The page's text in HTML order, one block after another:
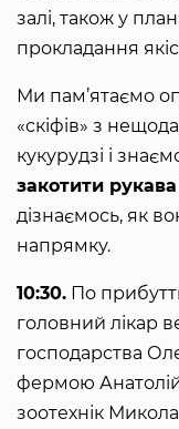
залі, також у
прокладання
Ми пам’ятаємо
«скіфів» з
кукурудзі і
закотити
дізнаємось, як
напрямку.
10:30. По
головний лікар
господарства
фермою
зоотехнік